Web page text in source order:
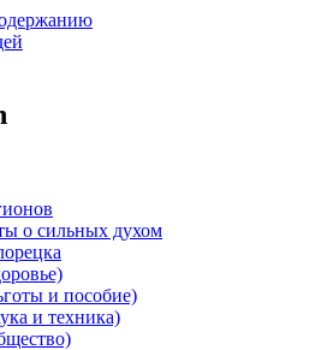
о сильных духом
и пособие)
и техника)